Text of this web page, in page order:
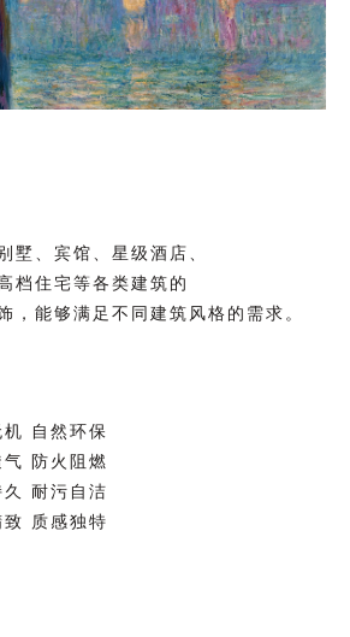
墅、宾馆、星级酒店、
档住宅等各类建筑的
，能够满足不同建筑风格的需求。
机 自然环保
气 防火阻燃
久 耐污自洁
致 质感独特